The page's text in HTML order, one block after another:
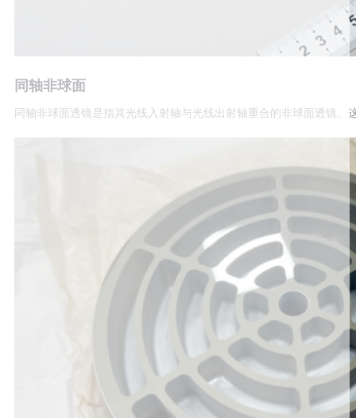
同轴非球面
同轴非球面透镜是指其光线入射轴与光线出射轴重合的非球面透镜